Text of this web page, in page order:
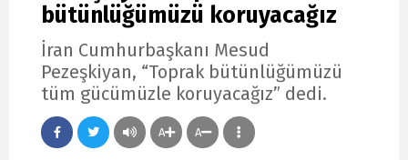
bütünlüğümüzü koruyacağız
İran Cumhurbaşkanı Mesud
Pezeşkiyan, “Toprak bütünlüğümüzü
tüm gücümüzle koruyacağız” dedi.
A A